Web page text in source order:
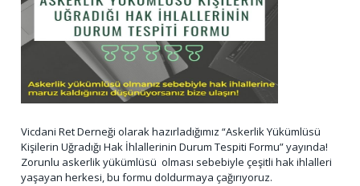
Vicdani Ret Derneği olarak hazırladığımız “Askerlik Yükümlüsü
Kişilerin Uğradığı Hak İhlallerinin Durum Tespiti Formu” yayında!
Zorunlu askerlik yükümlüsü olması sebebiyle çeşitli hak ihlalleri
yaşayan herkesi, bu formu doldurmaya çağırıyoruz.